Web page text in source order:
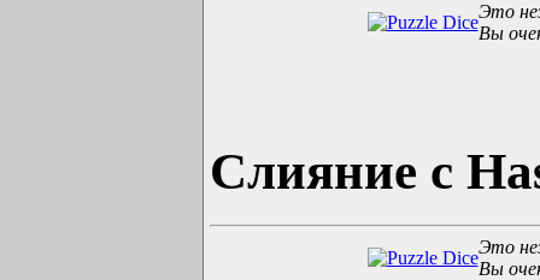
Это
Вы
Слияние с
Это
Вы